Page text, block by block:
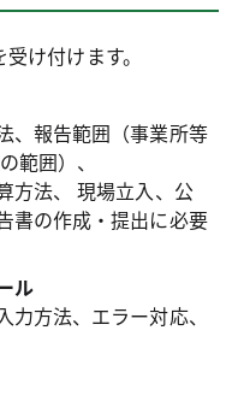
け付けます。
、報告範囲（事業所等
範囲）、
方法、 現場立入、公
書の作成・提出に必要
ル
方法、エラー対応、